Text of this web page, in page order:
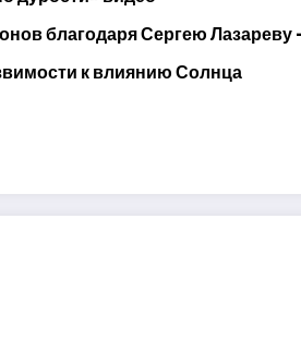
благодаря Сергею Лазареву
к влиянию Солнца